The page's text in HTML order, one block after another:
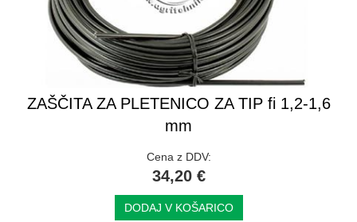
ZAŠČITA ZA PLETENICO ZA TIP fi 1,2-1,6
mm
Cena z DDV:
34,20 €
DODAJ V KOŠARICO